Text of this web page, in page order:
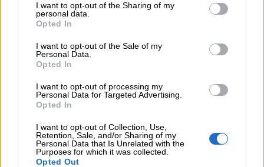
I want to opt-out of the Sharing of my
personal data.
Opted In
I want to opt-out of the Sale of my
Personal Data.
Opted In
I want to opt-out of processing my
Personal Data for Targeted Advertising.
Opted In
I want to opt-out of Collection, Use,
Retention, Sale, and/or Sharing of my
Personal Data that Is Unrelated with the
Purposes for which it was collected.
Opted Out